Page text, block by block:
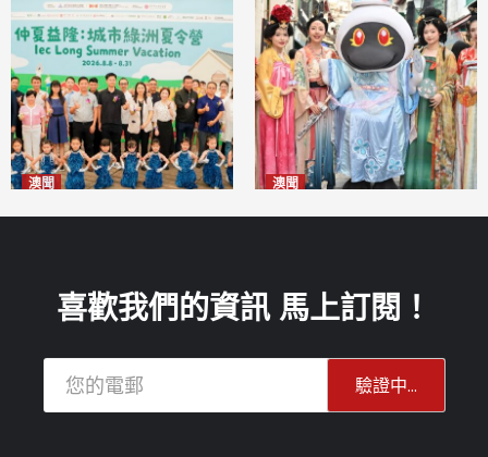
澳聞
2026-08-09
澳聞
喜歡我們的資訊 馬上訂閱！